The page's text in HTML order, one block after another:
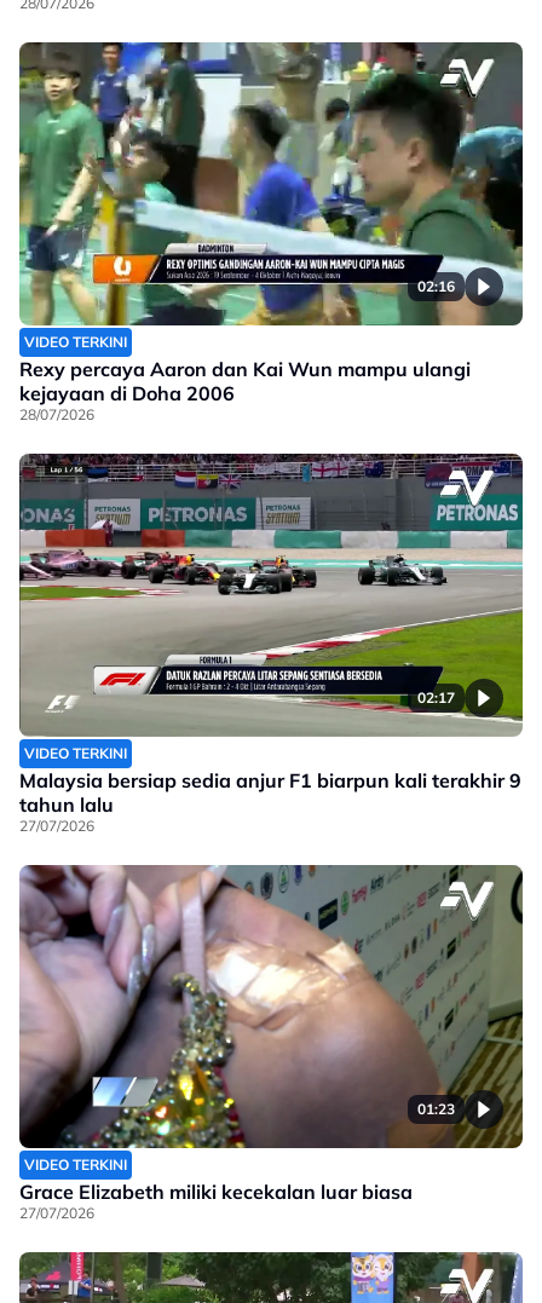
02:16
VIDEO TERKINI
Rexy percaya Aaron dan Kai Wun mampu ulangi
kejayaan di Doha 2006
28/07/2026
02:17
VIDEO TERKINI
Malaysia bersiap sedia anjur F1 biarpun kali terakhir 9
tahun lalu
27/07/2026
01:23
VIDEO TERKINI
Grace Elizabeth miliki kecekalan luar biasa
27/07/2026